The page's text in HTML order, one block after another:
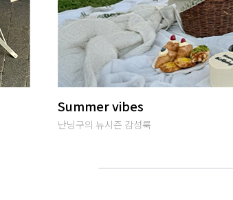
썸머여행룩
편안하면서 특별한 휴양지룩